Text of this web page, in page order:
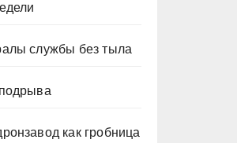
службы без тыла
как гробница